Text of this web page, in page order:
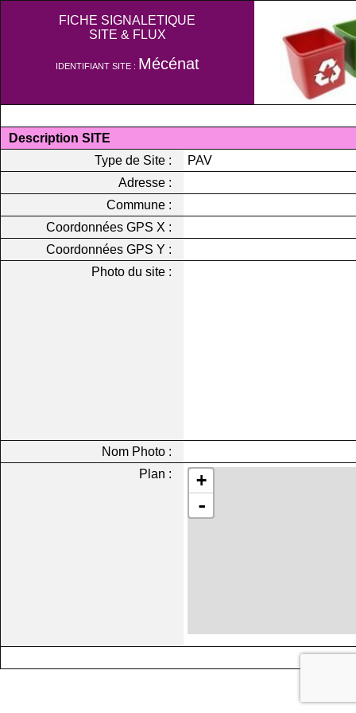
FICHE SIGNALETIQUE
SITE & FLUX
IDENTIFIANT SITE : Mécénat
Description SITE
Type de Site :
PAV
Adresse :
Commune :
Coordonnées GPS X :
Coordonnées GPS Y :
Photo du site :
Nom Photo :
Plan :
+
-